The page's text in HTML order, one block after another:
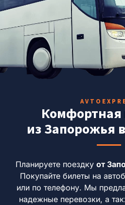
Комфортная
из Запорожья
Планируете поездку от
Покупайте билеты на
или по телефону. Мы
надежные перевозки, а